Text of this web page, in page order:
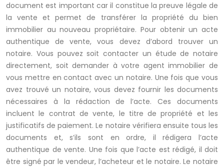
document est important car il constitue la preuve légale de
la vente et permet de transférer la propriété du bien
immobilier au nouveau propriétaire. Pour obtenir un acte
authentique de vente, vous devez d’abord trouver un
notaire. Vous pouvez soit contacter un étude de notaire
directement, soit demander à votre agent immobilier de
vous mettre en contact avec un notaire. Une fois que vous
avez trouvé un notaire, vous devez fournir les documents
nécessaires à la rédaction de l’acte. Ces documents
incluent le contrat de vente, le titre de propriété et les
justificatifs de paiement. Le notaire vérifiera ensuite tous les
documents et, s’ils sont en ordre, il rédigera l’acte
authentique de vente. Une fois que l’acte est rédigé, il doit
être signé par le vendeur, l’acheteur et le notaire. Le notaire